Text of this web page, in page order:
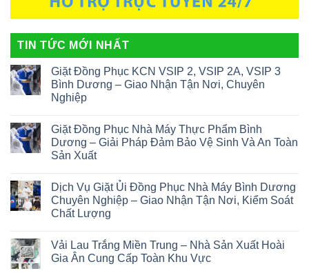
TIN TỨC MỚI NHẤT
Giặt Đồng Phục KCN VSIP 2, VSIP 2A, VSIP 3
Bình Dương – Giao Nhận Tận Nơi, Chuyên
Nghiệp
Giặt Đồng Phục Nhà Máy Thực Phẩm Bình
Dương – Giải Pháp Đảm Bảo Vệ Sinh Và An Toàn
Sản Xuất
Dịch Vụ Giặt Ủi Đồng Phục Nhà Máy Bình Dương
Chuyên Nghiệp – Giao Nhận Tận Nơi, Kiểm Soát
Chất Lượng
Vải Lau Trắng Miền Trung – Nhà Sản Xuất Hoài
Gia Ân Cung Cấp Toàn Khu Vực